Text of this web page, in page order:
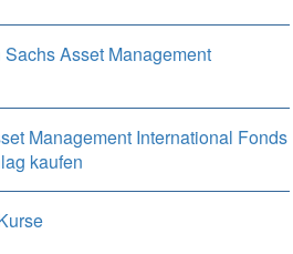
Asset Management
Management International Fonds
kaufen